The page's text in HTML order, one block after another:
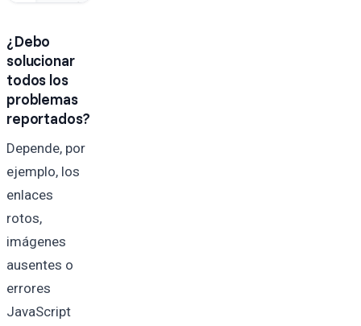
¿Debo
solucionar
todos los
problemas
reportados?
Depende, por
ejemplo, los
enlaces
rotos,
imágenes
ausentes o
errores
JavaScript